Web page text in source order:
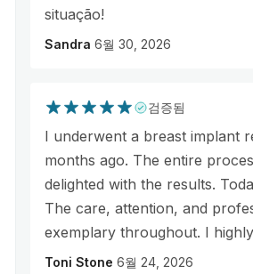
situação!
Sandra 6월 30, 2026
검증됨
I underwent a breast implant
months ago. The entire
delighted with the results.
The care, attention, and
exemplary throughout. I
Toni Stone 6월 24, 2026